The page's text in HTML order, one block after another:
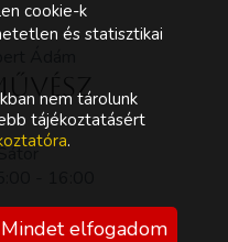
Ádám
cookie-k
és statisztikai
nem tárolunk
tájékoztatásért
.
Mindet elfogadom